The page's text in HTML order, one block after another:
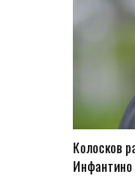
Колосков
Инфантино